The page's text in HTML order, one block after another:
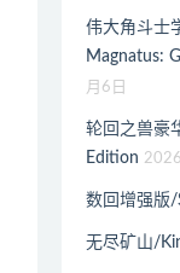
伟大角斗士
Magnatus:
月6日
轮回之兽豪
Edition
数回增强版/
无尽矿山/